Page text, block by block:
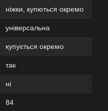
ніжки, купються окремо
універсальна
купується окремо
так
ні
84